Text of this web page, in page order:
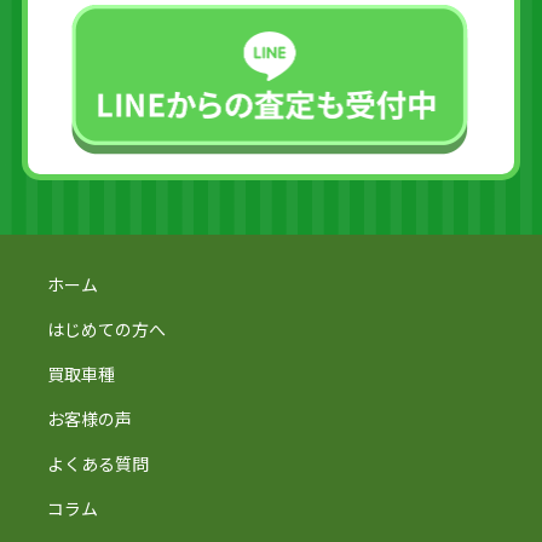
ホーム
はじめての方へ
買取車種
お客様の声
よくある質問
コラム